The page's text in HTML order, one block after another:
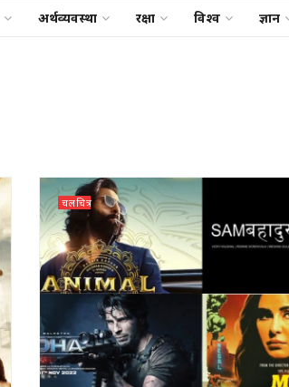
अर्थव्यवस्था रक्षा विश्व ज्ञान
चलचित्र